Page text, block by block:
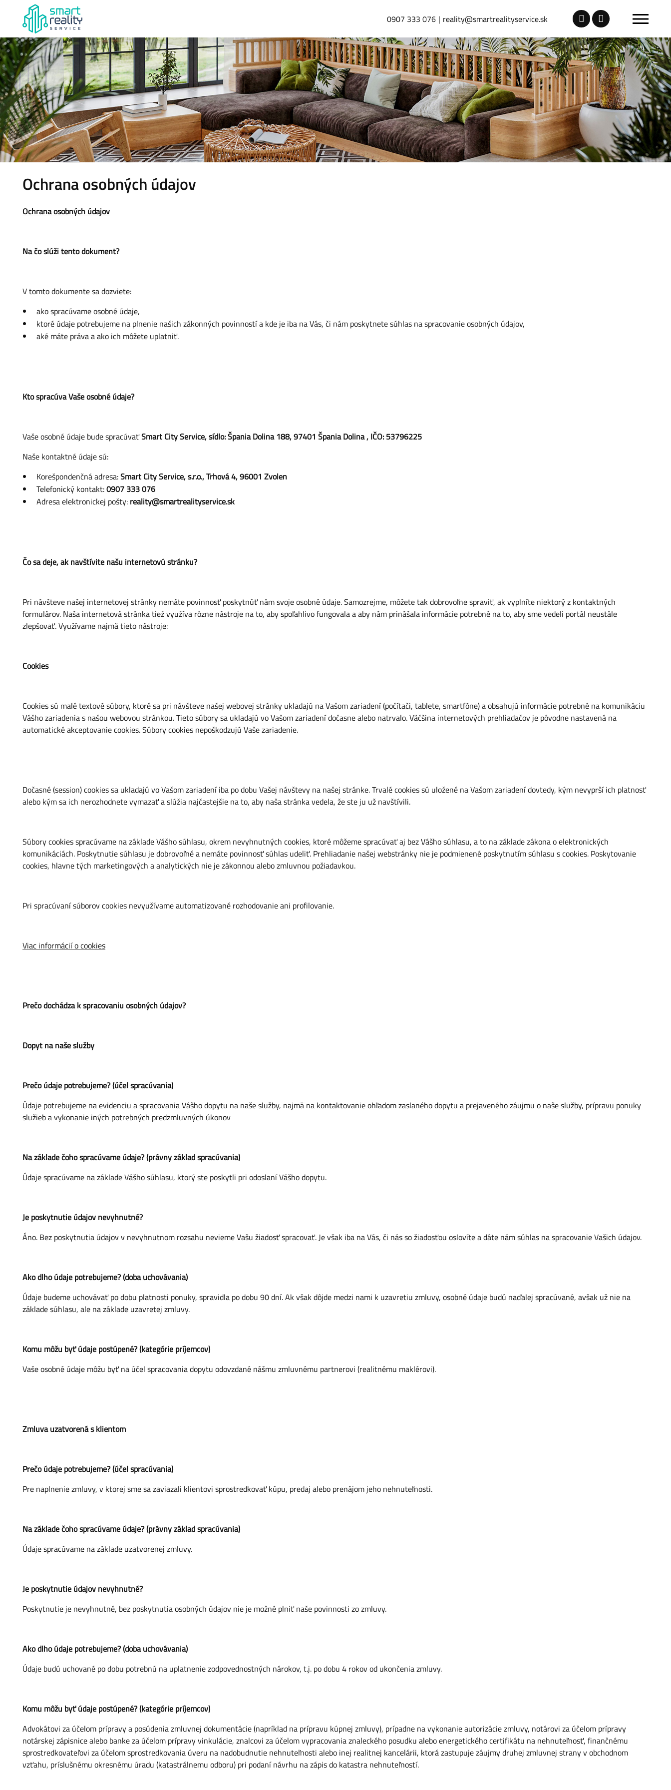
0907 333 076 reality@smartrealityservice.sk
Ochrana osobných údajov
Ochrana osobných údajov
Na čo slúži tento dokument?
V tomto dokumente sa dozviete:
ako spracúvame osobné údaje,
ktoré údaje potrebujeme na plnenie našich zákonných povinností a kde je iba na Vás, či nám poskytnete súhlas na spracovanie osobných údajov,
aké máte práva a ako ich môžete uplatniť.
Kto spracúva Vaše osobné údaje?
Vaše osobné údaje bude spracúvaťSmart City Service, sídlo: Špania Dolina 188, 97401 Špania Dolina , IČO: 53796225
Naše kontaktné údaje sú:
Korešpondenčná adresa:Smart City Service, s.r.o., Trhová 4, 96001 Zvolen
Telefonický kontakt:0907 333 076
Adresa elektronickej pošty: reality@smartrealityservice.sk
Čo sa deje, ak navštívite našu internetovú stránku?
Pri návšteve našej internetovej stránky nemáte povinnosť poskytnúť nám svoje osobné údaje. Samozrejme, môžete tak dobrovoľne spraviť, ak vyplníte niektorý z kontaktných
formulárov. Naša internetová stránka tiež využíva rôzne nástroje na to, aby spoľahlivo fungovala a aby nám prinášala informácie potrebné na to, aby sme vedeli portál neustále
zlepšovať. Využívame najmä tieto nástroje:
Cookies
Cookies sú malé textové súbory, ktoré sa pri návšteve našej webovej stránky ukladajú na Vašom zariadení (počítači, tablete, smartfóne) a obsahujú informácie potrebné na komunikáciu
Vášho zariadenia s našou webovou stránkou. Tieto súbory sa ukladajú vo Vašom zariadení dočasne alebo natrvalo. Väčšina internetových prehliadačov je pôvodne nastavená na
automatické akceptovanie cookies. Súbory cookies nepoškodzujú Vaše zariadenie.
Dočasné (session) cookies sa ukladajú vo Vašom zariadení iba po dobu Vašej návštevy na našej stránke. Trvalé cookies sú uložené na Vašom zariadení dovtedy, kým nevyprší ich platnosť
alebo kým sa ich nerozhodnete vymazať a slúžia najčastejšie na to, aby naša stránka vedela, že ste ju už navštívili.
Súbory cookies spracúvame na základe Vášho súhlasu, okrem nevyhnutných cookies, ktoré môžeme spracúvať aj bez Vášho súhlasu, a to na základe zákona o elektronických
komunikáciách. Poskytnutie súhlasu je dobrovoľné a nemáte povinnosť súhlas udeliť. Prehliadanie našej webstránky nie je podmienené poskytnutím súhlasu s cookies. Poskytovanie
cookies, hlavne tých marketingových a analytických nie je zákonnou alebo zmluvnou požiadavkou.
Pri spracúvaní súborov cookies nevyužívame automatizované rozhodovanie ani profilovanie.
Viac informácií ocookies
Prečo dochádza k spracovaniu osobných údajov?
Dopyt na naše služby
Prečo údaje potrebujeme? (účel spracúvania)
Údaje potrebujeme na evidenciu a spracovania Vášho dopytu na naše služby, najmä na kontaktovanie ohľadom zaslaného dopytu a prejaveného záujmu o naše služby, prípravu ponuky
služieb a vykonanie iných potrebných predzmluvných úkonov
Na základe čoho spracúvame údaje? (právny základ spracúvania)
Údaje spracúvame na základe Vášho súhlasu, ktorý ste poskytli pri odoslaní Vášho dopytu.
Je poskytnutie údajov nevyhnutné?
Áno. Bez poskytnutia údajov v nevyhnutnom rozsahu nevieme Vašu žiadosť spracovať. Je však iba na Vás, či nás so žiadosťou oslovíte a dáte nám súhlas na spracovanie Vašich údajov.
Ako dlho údaje potrebujeme? (doba uchovávania)
Údaje budeme uchovávať po dobu platnosti ponuky, spravidla po dobu 90 dní. Ak však dôjde medzi nami k uzavretiu zmluvy, osobné údaje budú naďalej spracúvané, avšak už nie na
základe súhlasu, ale na základe uzavretej zmluvy.
Komu môžu byť údaje postúpené? (kategórie príjemcov)
Vaše osobné údaje môžu byť na účel spracovania dopytu odovzdané nášmu zmluvnému partnerovi (realitnému maklérovi).
Zmluva uzatvorená s klientom
Prečo údaje potrebujeme? (účel spracúvania)
Pre naplnenie zmluvy, v ktorej sme sa zaviazali klientovi sprostredkovať kúpu, predaj alebo prenájom jeho nehnuteľnosti.
Na základe čoho spracúvame údaje? (právny základ spracúvania)
Údaje spracúvame na základe uzatvorenej zmluvy.
Je poskytnutie údajov nevyhnutné?
Poskytnutie je nevyhnutné, bez poskytnutia osobných údajov nie je možné plniť naše povinnosti zo zmluvy.
Ako dlho údaje potrebujeme? (doba uchovávania)
Údaje budú uchované po dobu potrebnú na uplatnenie zodpovednostných nárokov, t.j. po dobu 4 rokov od ukončenia zmluvy.
Komu môžu byť údaje postúpené? (kategórie príjemcov)
Advokátovi za účelom prípravy a posúdenia zmluvnej dokumentácie (napríklad na prípravu kúpnej zmluvy), prípadne na vykonanie autorizácie zmluvy, notárovi za účelom prípravy
notárskej zápisnice alebo banke za účelom prípravy vinkulácie, znalcovi za účelom vypracovania znaleckého posudku alebo energetického certifikátu na nehnuteľnosť, finančnému
sprostredkovateľovi za účelom sprostredkovania úveru na nadobudnutie nehnuteľnosti alebo inej realitnej kancelárii, ktorá zastupuje záujmy druhej zmluvnej strany v obchodnom
vzťahu, príslušnému okresnému úradu (katastrálnemu odboru) pri podaní návrhu na zápis do katastra nehnuteľností.